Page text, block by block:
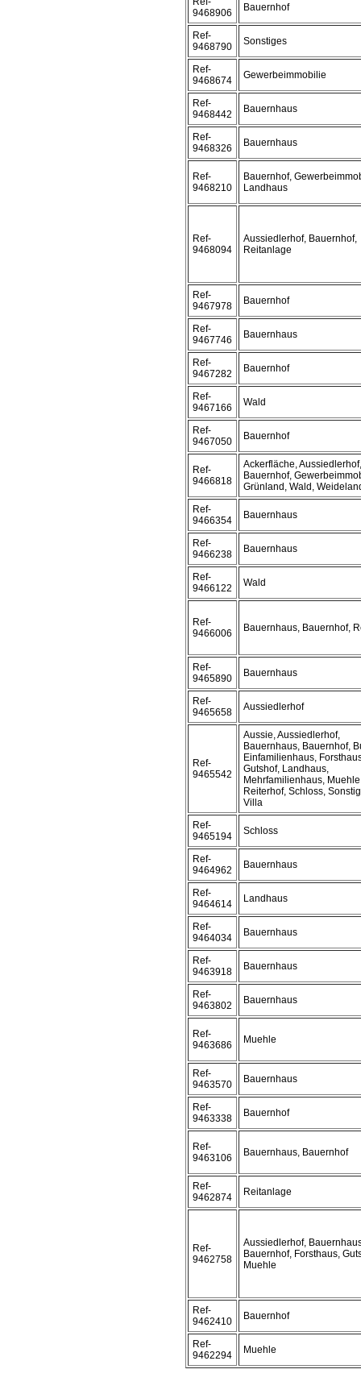
9468906
Bauernhof
Ref-
9468790
Sonstiges
Ref-
9468674
Gewerbeimmobilie
Ref-
9468442
Bauernhaus
Ref-
9468326
Bauernhaus
Ref-
9468210
Bauernhof,
Landhaus
Ref-
9468094
Aussiedlerhof, Bauernhof,
Reitanlage
Ref-
9467978
Bauernhof
Ref-
9467746
Bauernhaus
Ref-
9467282
Bauernhof
Ref-
9467166
Wald
Ref-
9467050
Bauernhof
Ref-
9466818
Ackerfläche, Aussiedlerhof,
Bauernhof,
Grünland, Wald,
Ref-
9466354
Bauernhaus
Ref-
9466238
Bauernhaus
Ref-
9466122
Wald
Ref-
9466006
Bauernhaus, Bauernhof,
Ref-
9465890
Bauernhaus
Ref-
9465658
Aussiedlerhof
Ref-
9465542
Aussie, Aussiedlerhof,
Bauernhaus, Bauernhof,
Einfamilienhaus,
Gutshof, Landhaus,
Mehrfamilienhaus,
Reiterhof, Schloss,
Villa
Ref-
9465194
Schloss
Ref-
9464962
Bauernhaus
Ref-
9464614
Landhaus
Ref-
9464034
Bauernhaus
Ref-
9463918
Bauernhaus
Ref-
9463802
Bauernhaus
Ref-
9463686
Muehle
Ref-
9463570
Bauernhaus
Ref-
9463338
Bauernhof
Ref-
9463106
Bauernhaus, Bauernhof
Ref-
9462874
Reitanlage
Ref-
9462758
Aussiedlerhof,
Bauernhof, Forsthaus,
Muehle
Ref-
9462410
Bauernhof
Ref-
9462294
Muehle